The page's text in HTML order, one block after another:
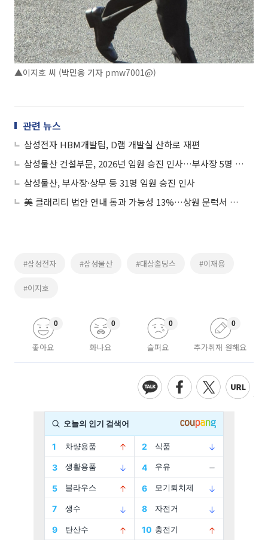
▲이지호 씨 (박민웅 기자 pmw7001@)
관련 뉴스
삼성전자 HBM개발팀, D램 개발실 산하로 재편
삼성물산 건설부문, 2026년 임원 승진 인사…부사장 5명 등 총 13명
삼성물산, 부사장·상무 등 31명 임원 승진 인사
美 클래리티 법안 연내 통과 가능성 13%…상원 문턱서 제동
#삼성전자 #삼성물산 #대상홀딩스 #이재용
#이지호
좋아요
0
화나요
0
슬퍼요
0
추가취재 원해요
0